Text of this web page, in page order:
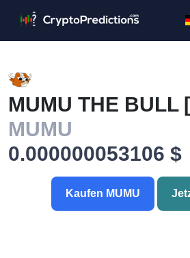
MUMU THE BULL
MUMU
0.000000053106 $
Kaufen MUMU